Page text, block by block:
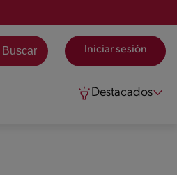
Iniciar sesión
Destacados